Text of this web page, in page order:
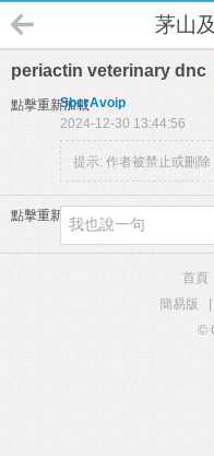
茅山
periactin veterinary dnc
點擊重新加載SbcrAvoip
2024-12-30 13:44:56
提示: 作者被禁止或刪除
點擊重新加載
首頁
簡易版
©